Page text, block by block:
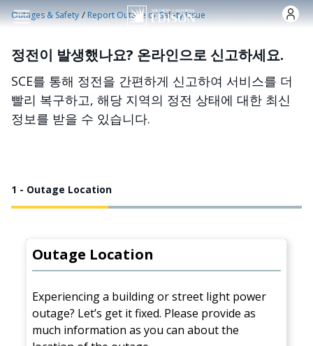
주요 콘텐츠로 건너뛰기
Outages & Safety /Report Outage or Safety Issue
정전이 발생했나요? 온라인으로 신고하세요.
SCE를 통해 정전을 간편하게 신고하여 서비스를 더
빨리 복구하고, 해당 지역의 정전 상태에 대한 최신
정보를 받을 수 있습니다.
1 - Outage Location
Outage Location
Experiencing a building or street light power
outage? Let’s get it fixed. Please provide as
much information as you can about the